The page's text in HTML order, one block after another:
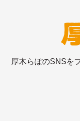
厚木らぼのSNSを